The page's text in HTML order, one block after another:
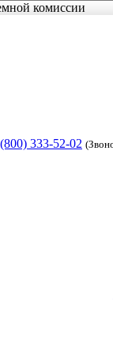
комиссии
333-52-02